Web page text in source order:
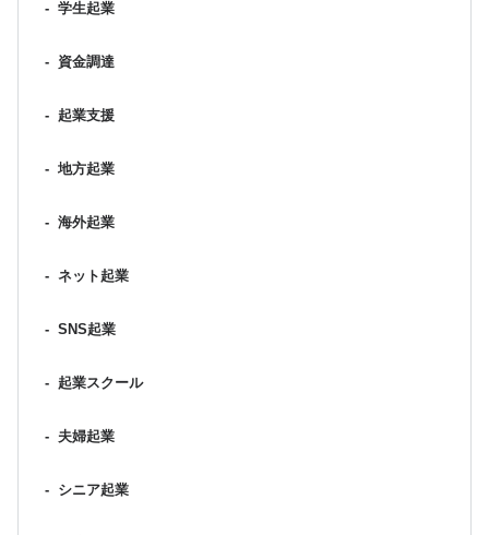
- 学生起業
- 資金調達
- 起業支援
- 地方起業
- 海外起業
- ネット起業
- SNS起業
- 起業スクール
- 夫婦起業
- シニア起業